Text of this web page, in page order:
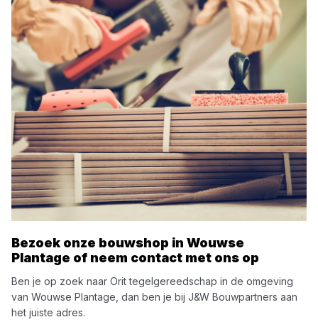
Bezoek onze bouwshop in Wouwse
Plantage of neem contact met ons op
Ben je op zoek naar Orit tegelgereedschap in de omgeving
van Wouwse Plantage , dan ben je bij J&W Bouwpartners aan
het juiste adres.